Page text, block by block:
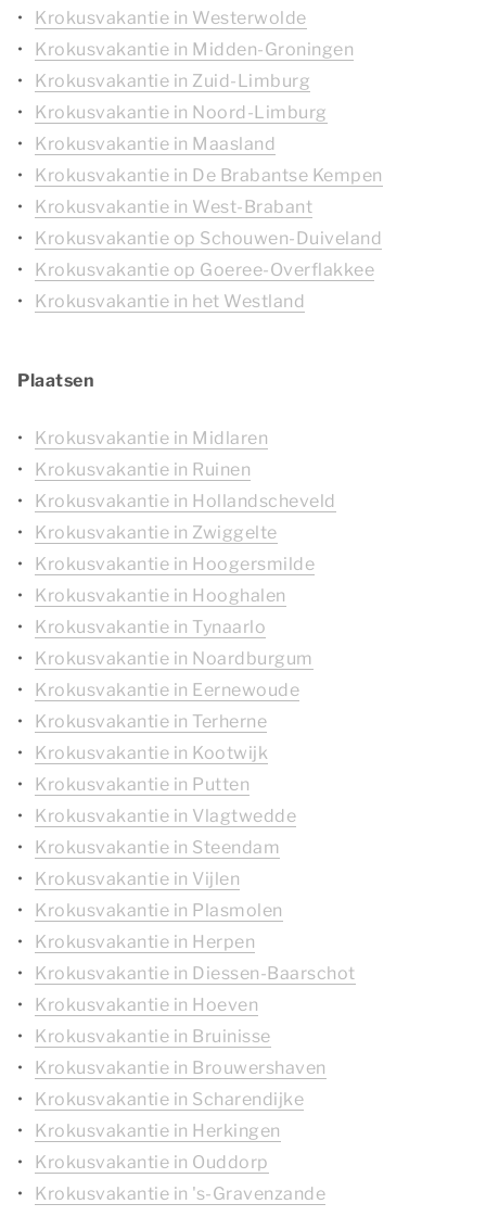
Krokusvakantie in Westerwolde
Krokusvakantie in Midden-Groningen
Krokusvakantie in Zuid-Limburg
Krokusvakantie in Noord-Limburg
Krokusvakantie in Maasland
Krokusvakantie in De Brabantse Kempen
Krokusvakantie in West-Brabant
Krokusvakantie op Schouwen-Duiveland
Krokusvakantie op Goeree-Overflakkee
Krokusvakantie in het Westland
Plaatsen
Krokusvakantie in Midlaren
Krokusvakantie in Ruinen
Krokusvakantie in Hollandscheveld
Krokusvakantie in Zwiggelte
Krokusvakantie in Hoogersmilde
Krokusvakantie in Hooghalen
Krokusvakantie in Tynaarlo
Krokusvakantie in Noardburgum
Krokusvakantie in Eernewoude
Krokusvakantie in Terherne
Krokusvakantie in Kootwijk
Krokusvakantie in Putten
Krokusvakantie in Vlagtwedde
Krokusvakantie in Steendam
Krokusvakantie in Vijlen
Krokusvakantie in Plasmolen
Krokusvakantie in Herpen
Krokusvakantie in Diessen-Baarschot
Krokusvakantie in Hoeven
Krokusvakantie in Bruinisse
Krokusvakantie in Brouwershaven
Krokusvakantie in Scharendijke
Krokusvakantie in Herkingen
Krokusvakantie in Ouddorp
Krokusvakantie in 's-Gravenzande